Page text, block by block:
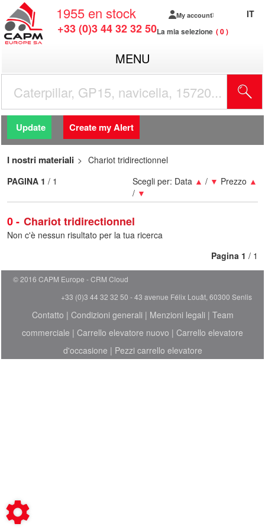
1955 en stock
+33 (0)3 44 32 32 50
My account
La mia selezione 0
IT
MENU
Update Create my Alert
I nostri materiali Chariot tridirectionnel
0 Chariot tridirectionnel
Scegli per: Data ▲ / ▼ Prezzo ▲
/ ▼
PAGINA 1 / 1
Non c'è nessun risultato per la tua ricerca
Pagina 1 / 1
© 2016 CAPM Europe
CRM Cloud
+33 (0)3 44 32 32 50 - 43 avenue Félix Louât, 60300 Senlis
Contatto | Condizioni generali| Menzioni legali| Team
commerciale | Carrello elevatore nuovo | Carrello elevatore
d'occasione | Pezzi carrello elevatore